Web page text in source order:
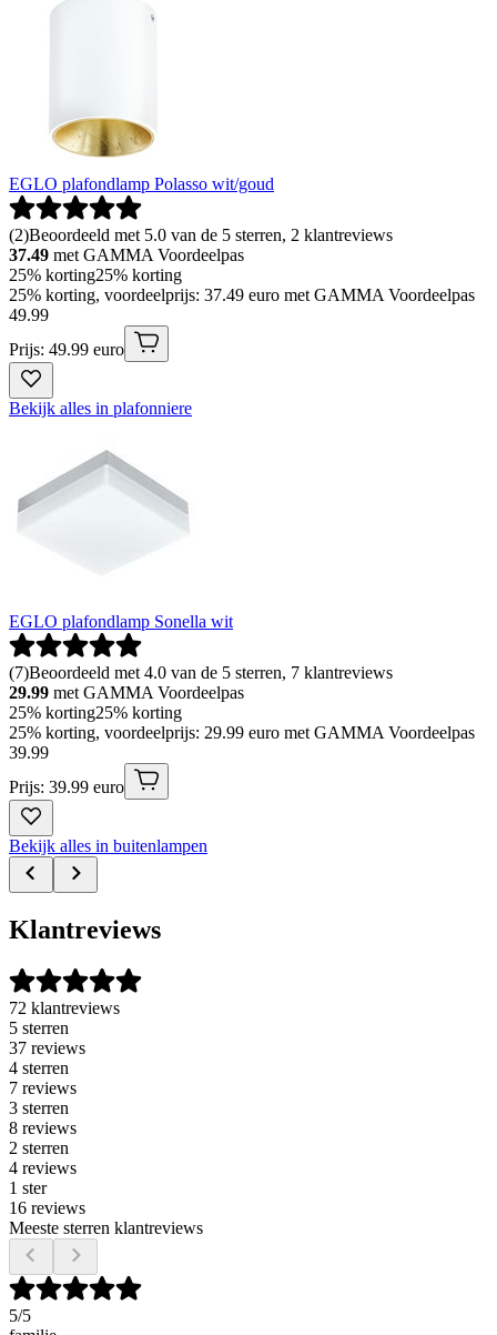
EGLO plafondlamp Polasso wit/goud
(2)Beoordeeld met 5.0 van de 5 sterren, 2 klantreviews
37.49 met GAMMA Voordeelpas
25% korting25% korting
25% korting, voordeelprijs: 37.49 euro met GAMMA Voordeelpas
49.99
Prijs: 49.99 euro
Bekijk alles in plafonniere
EGLO plafondlamp Sonella wit
(7)Beoordeeld met 4.0 van de 5 sterren, 7 klantreviews
29.99 met GAMMA Voordeelpas
25% korting25% korting
25% korting, voordeelprijs: 29.99 euro met GAMMA Voordeelpas
39.99
Prijs: 39.99 euro
Bekijk alles in buitenlampen
Klantreviews
72 klantreviews
5 sterren
37 reviews
4 sterren
7 reviews
3 sterren
8 reviews
2 sterren
4 reviews
1 ster
16 reviews
Meeste sterren klantreviews
5/5